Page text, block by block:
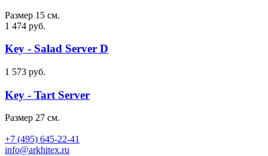
Размер 15 см.
1 474 руб.
Key - Salad Server D
1 573 руб.
Key - Tart Server
Размер 27 см.
+7 (495) 645-22-41
info@arkhitex.ru